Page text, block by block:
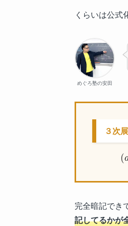
くらいは公式
めぐろ塾の安田
３次
(
完全暗記でき
記してるかが